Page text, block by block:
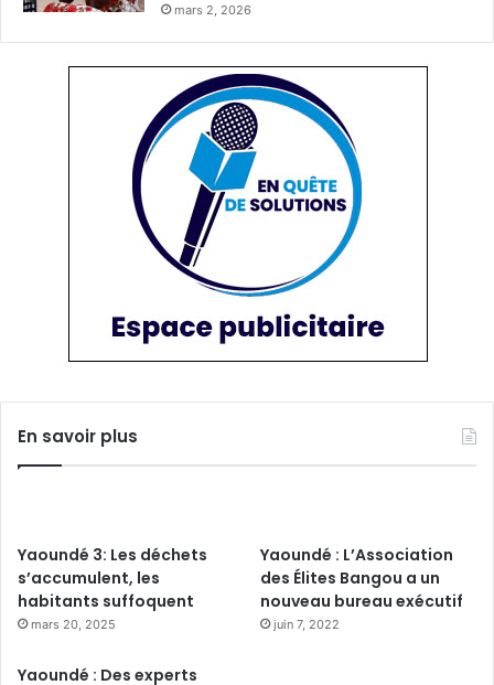
mars 2, 2026
En savoir plus
Yaoundé 3: Les déchets
s’accumulent, les
habitants suffoquent
mars 20, 2025
Yaoundé : L’Association
des Élites Bangou a un
nouveau bureau exécutif
juin 7, 2022
Yaoundé : Des experts